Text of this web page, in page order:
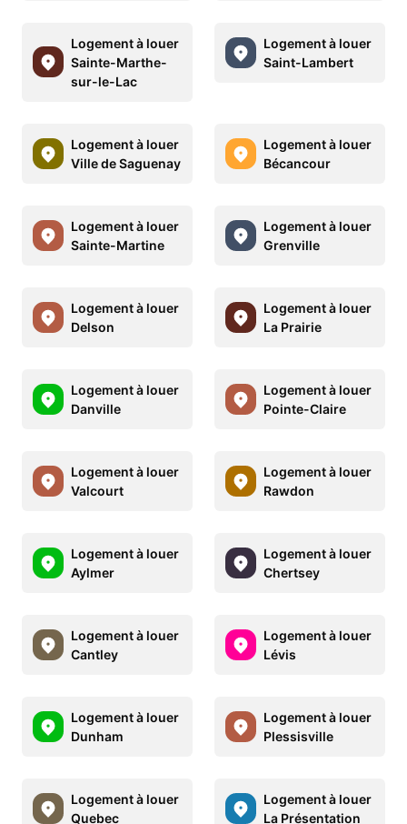
Logement à louer
Sainte-Marthe-
sur-le-Lac
Logement à louer
Saint-Lambert
Logement à louer
Ville de Saguenay
Logement à louer
Bécancour
Logement à louer
Sainte-Martine
Logement à louer
Grenville
Logement à louer
Delson
Logement à louer
La Prairie
Logement à louer
Danville
Logement à louer
Pointe-Claire
Logement à louer
Valcourt
Logement à louer
Rawdon
Logement à louer
Aylmer
Logement à louer
Chertsey
Logement à louer
Cantley
Logement à louer
Lévis
Logement à louer
Dunham
Logement à louer
Plessisville
Logement à louer
Quebec
Logement à louer
La Présentation